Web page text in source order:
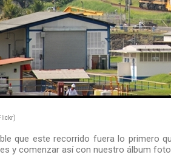
que este recorrido fuera lo primero
y comenzar así con nuestro álbum